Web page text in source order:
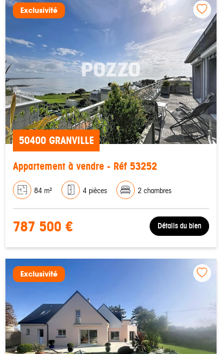
Exclusivité
50400 GRANVILLE
Appartement à vendre - Réf 53252
84 m² 4 pièces 2 chambres
787 500 € Détails du bien
Exclusivité